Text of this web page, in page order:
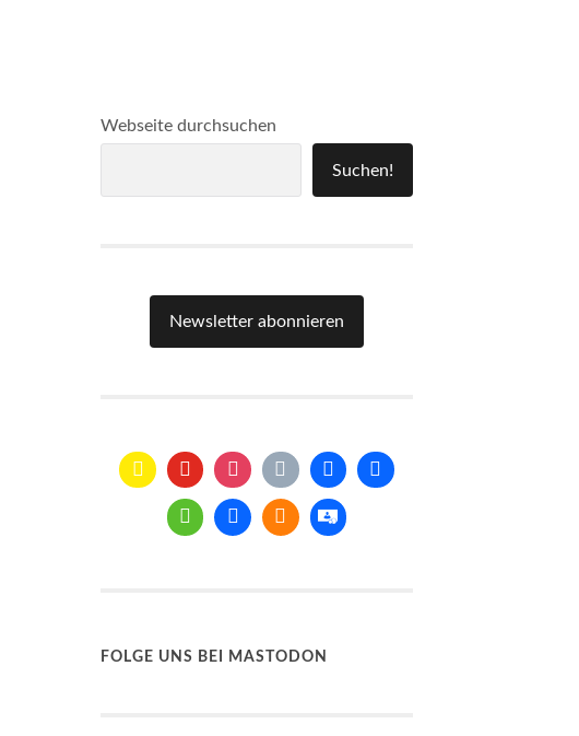
Webseite durchsuchen
Suchen!
Newsletter abonnieren
FOLGE UNS BEI MASTODON